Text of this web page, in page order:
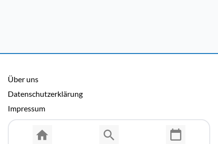
Über uns
Datenschutzerklärung
Impressum
Allgemeine Nutzungsbedingungen